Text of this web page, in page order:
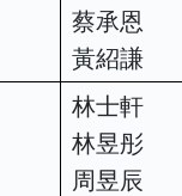
蔡承恩
黃紹謙
林士軒
林昱彤
周昱辰